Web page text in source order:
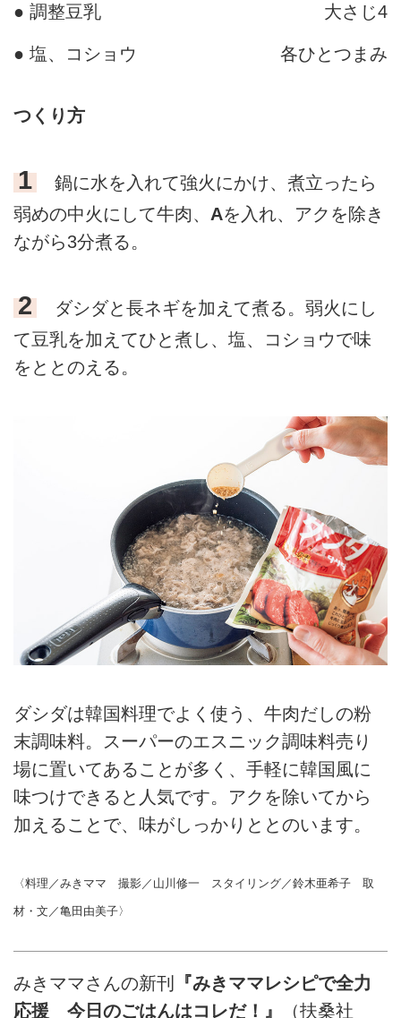
● 調整豆乳 大さじ4
● 塩、コショウ 各ひとつまみ
つくり方
1
鍋に水を入れて強火にかけ、煮立ったら
弱めの中火にして牛肉、 Aを入れ、アクを除き
ながら3分煮る。
2
ダシダと長ネギを加えて煮る。弱火にし
て豆乳を加えてひと煮し、塩、コショウで味
をととのえる。
ダシダは韓国料理でよく使う、牛肉だしの粉
末調味料。スーパーのエスニック調味料売り
場に置いてあることが多く、手軽に韓国風に
味つけできると人気です。アクを除いてから
加えることで、味がしっかりととのいます。
〈料理／みきママ 撮影／山川修一 スタイリング／鈴木亜希子 取
材・文／亀田由美子〉
みきママさんの新刊 『みきママレシピで全力
応援 今日のごはんはコレだ！』
（扶桑社